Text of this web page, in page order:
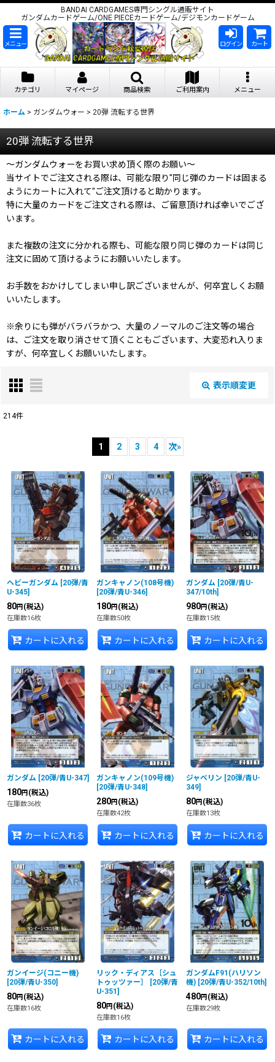
BANDAI CARDGAMES専門シングル通販サイト
ガンダムカードゲーム/ONE PIECEカードゲーム/デジモンカードゲーム
メニュー ログイン カート
カテゴリ マイページ 商品検索 ご利用案内 メニュー
ホーム > ガンダムウォー > 20弾 流転する世界
20弾 流転する世界
〜ガンダムウォーをお買い求め頂く際のお願い〜
当サイトでご注文される際は、可能な限り"同じ弾のカードは固まる
ようにカートに入れて"ご注文頂けると助かります。
特に大量のカードをご注文される際は、ご留意頂ければ幸いでござ
います。
また複数の注文に分かれる際も、可能な限り同じ弾のカードは同じ
注文に固めて頂けるようにお願いいたします。
お手数をおかけしてしまい申し訳ございませんが、何卒宜しくお願
いいたします。
※余りにも弾がバラバラかつ、大量のノーマルのご注文等の場合
は、ご注文を取り消させて頂くこともございます、大変恐れ入りま
すが、何卒宜しくお願いいたします。
表示順変更
並び順:
絞り込む
214件
1 2 3 4 次»
ヘビーガンダム [20弾/青
U-345]
80円 (税込)
在庫数16枚
カートに入れる
ガンキャノン(108号機)
[20弾/青U-346]
180円 (税込)
在庫数50枚
カートに入れる
ガンダム [20弾/青U-
347/10th]
980円 (税込)
在庫数15枚
カートに入れる
ガンダム [20弾/青U-347]
180円 (税込)
在庫数36枚
カートに入れる
ガンキャノン(109号機)
[20弾/青U-348]
280円 (税込)
在庫数42枚
カートに入れる
ジャベリン [20弾/青U-
349]
80円 (税込)
在庫数13枚
カートに入れる
ガンイージ(コニー機)
[20弾/青U-350]
80円 (税込)
在庫数16枚
カートに入れる
リック・ディアス［シュ
トゥッツァー］
[20弾/青
U-351 ]
80円 (税込)
在庫数16枚
カートに入れる
ガンダムF91(ハリソン
機) [20弾/青U-352/10th]
480円 (税込)
在庫数29枚
カートに入れる